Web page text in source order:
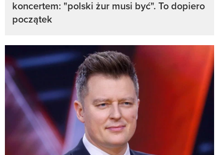
koncertem: "polski żur musi być". To dopiero
początek